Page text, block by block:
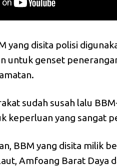
yang disita polisi
untuk genset
sudah susah lalu
keperluan yang sangat
BBM yang disita milik
Amfoang Barat Daya